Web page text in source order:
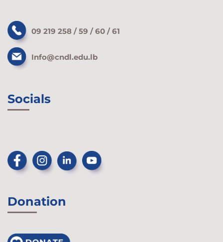
09 219 258 / 59 / 60 / 61
Info@cndl.edu.lb
Socials
Donation